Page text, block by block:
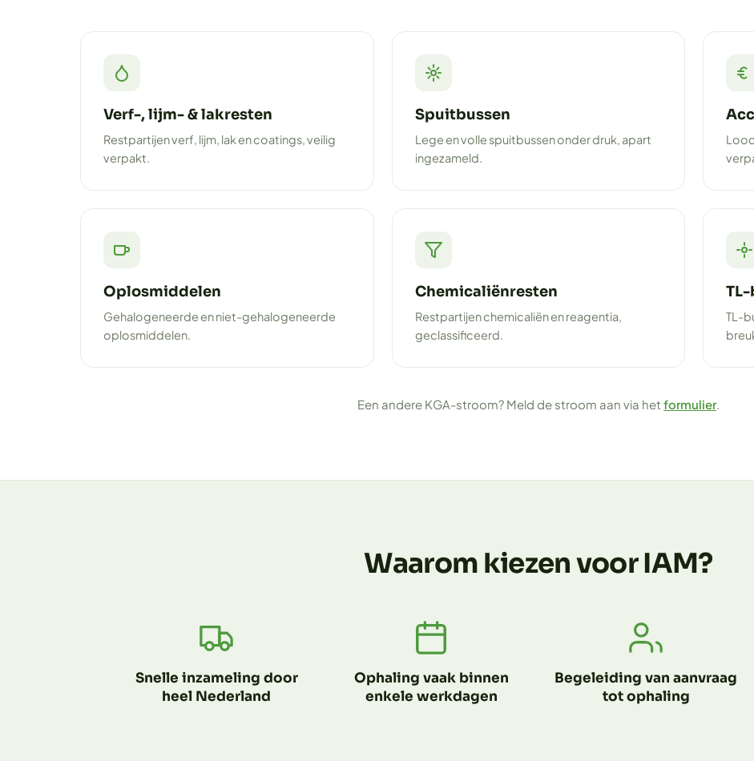
Verf-, lijm- & lakresten
Restpartijen verf, lijm, lak en coatings, veilig
verpakt.
Spuitbussen
Lege en volle spuitbussen onder druk, apart
ingezameld.
Oplosmiddelen
Gehalogeneerde en niet-gehalogeneerde
oplosmiddelen.
Chemicaliënresten
Restpartijen chemicaliën en reagentia,
geclassificeerd.
TL-
Een andere KGA-stroom? Meld de stroom aan via het formulier.
Waarom kiezen voor IAM?
Snelle inzameling door
heel Nederland
Ophaling vaak binnen
enkele werkdagen
Begeleiding van aanvraag
tot ophaling